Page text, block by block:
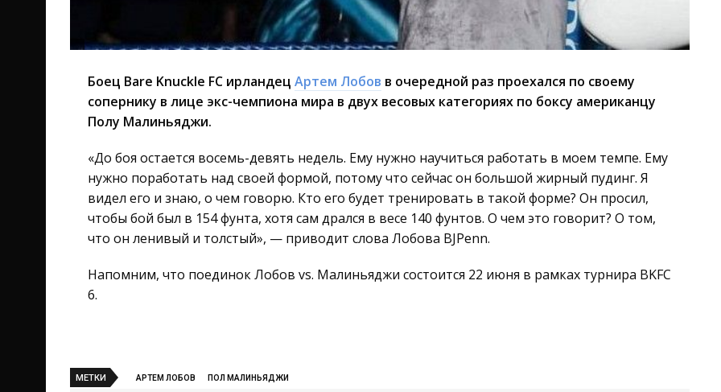
Боец Bare Knuckle FC ирландец Артем Лобов в очередной раз проехался по своему
сопернику в лице экс-чемпиона мира в двух весовых категориях по боксу американцу
Полу Малиньяджи.
«До боя остается восемь-девять недель. Ему нужно научиться работать в моем темпе. Ему
нужно поработать над своей формой, потому что сейчас он большой жирный пудинг. Я
видел его и знаю, о чем говорю. Кто его будет тренировать в такой форме? Он просил,
чтобы бой был в 154 фунта, хотя сам дрался в весе 140 фунтов. О чем это говорит? О том,
что он ленивый и толстый», — приводит слова Лобова BJPenn.
Напомним, что поединок Лобов vs. Малиньяджи состоится 22 июня в рамках турнира BKFC
6.
МЕТКИ АРТЕМ ЛОБОВ ПОЛ МАЛИНЬЯДЖИ